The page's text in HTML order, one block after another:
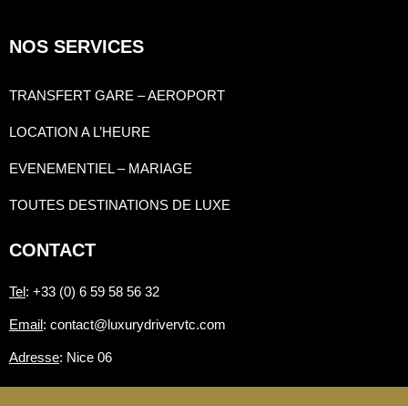
NOS SERVICES
TRANSFERT GARE – AEROPORT
LOCATION A L’HEURE
EVENEMENTIEL – MARIAGE
TOUTES DESTINATIONS DE LUXE
CONTACT
Tel : +33 (0) 6 59 58 56 32
Email : contact@luxurydrivervtc.com
Adresse: Nice 06